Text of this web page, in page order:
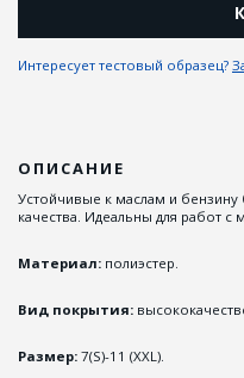
Интересует тестовый образец?
ОПИСАНИЕ
Устойчивые к маслам и бензину
качества. Идеальны для работ с
Материал: полиэстер.
Вид покрытия:
Размер: 7(S)-11 (XXL).